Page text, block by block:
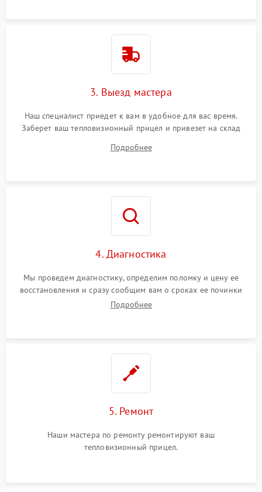
3. Выезд мастера
Наш специалист приедет к вам в удобное для вас время.
Заберет ваш тепловизионный прицел и привезет на склад
Подробнее
4. Диагностика
Мы проведем диагностику, определим поломку и цену ее
восстановления и сразу сообщим вам о сроках ее починки
Подробнее
5. Ремонт
Наши мастера по ремонту ремонтируют ваш
тепловизионный прицел.